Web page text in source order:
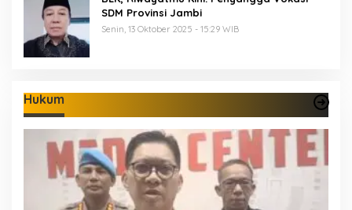
SDM Provinsi Jambi
Senin, 13 Oktober 2025 - 15:29 WIB
Hukum